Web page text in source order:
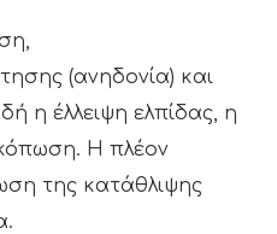
(ανηδονία) και
η έλλειψη ελπίδας, η
Η πλέον
της κατάθλιψης